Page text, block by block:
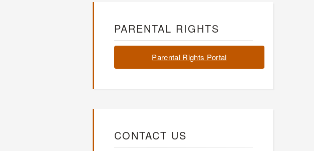
PARENTAL RIGHTS
Parental Rights Portal
CONTACT US